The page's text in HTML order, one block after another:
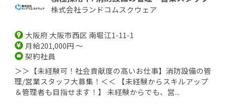
株式会社ランドコムスクウェア
大阪府 大阪市西区 南堀江1-11-1
月給201,000円 ～
契約社員
＞＞【未経験可！社会貢献度の高いお仕事】消防設備の管
理/営業スタッフ大募集！＜＜ 【未経験からスキルアップ
＆管理者も目指せます！】 未経験からでも、営...